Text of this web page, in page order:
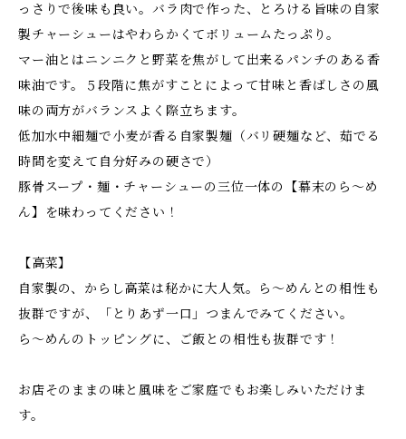
っさりで後味も良い。バラ肉で作った、とろける旨味の自家
製チャーシューはやわらかくてボリュームたっぷり。
マー油とはニンニクと野菜を焦がして出来るパンチのある香
味油です。５段階に焦がすことによって甘味と香ばしさの風
味の両方がバランスよく際立ちます。
低加水中細麺で小麦が香る自家製麺（バリ硬麺など、茹でる
時間を変えて自分好みの硬さで）
豚骨スープ・麺・チャーシューの三位一体の【幕末のら～め
ん】を味わってください！
【高菜】
自家製の、からし高菜は秘かに大人気。ら～めんとの相性も
抜群ですが、「とりあず一口」つまんでみてください。
ら～めんのトッピングに、ご飯との相性も抜群です！
お店そのままの味と風味をご家庭でもお楽しみいただけま
す。